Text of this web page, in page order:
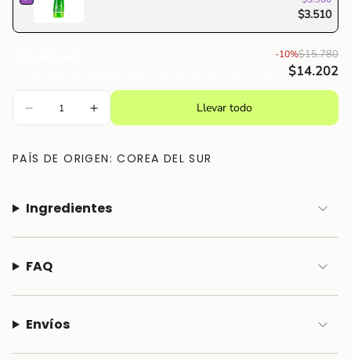
"maximum_of"=>"Máximo
de
$3.510
-10%$15.780
$14.202
Llevar todo
PAÍS DE ORIGEN: COREA DEL SUR
Ingredientes
FAQ
Envíos